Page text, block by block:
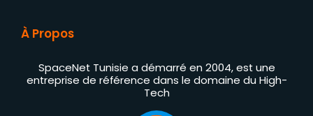
À Propos
SpaceNet Tunisie a démarré en 2004, est une
entreprise de référence dans le domaine du High-
Tech